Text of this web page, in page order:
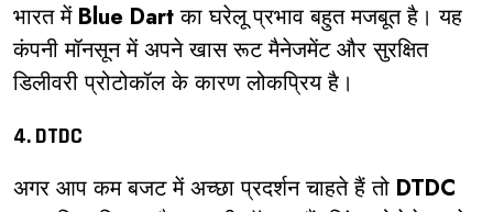
भारत में Blue Dartका घरेलू प्रभाव बहुत मजबूत है। यह
कंपनी मॉनसून में अपने खास रूट मैनेजमेंट और सुरक्षित
डिलीवरी प्रोटोकॉल के कारण लोकप्रिय है।
4. DTDC
अगर आप कम बजट में अच्छा प्रदर्शन चाहते हैं तो DTDC